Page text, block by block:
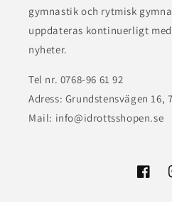
gymnastik och rytmisk
uppdateras kontinuerligt
nyheter.
Tel nr. 0768-96 61 92
Adress: Grundstensvägen 16,
Mail: info@idrottsshopen.se